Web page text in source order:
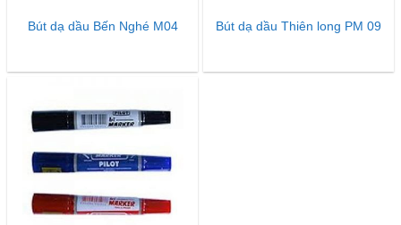
Bút dạ dầu Bến Nghé M04 Bút dạ dầu Thiên long PM 09